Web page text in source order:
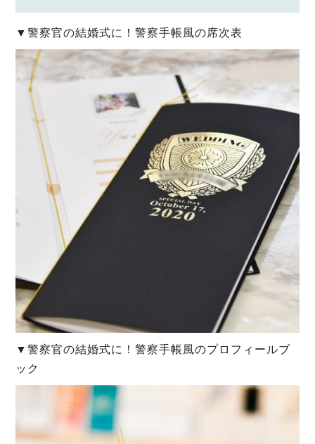
▼警察官の結婚式に！警察手帳風の席次表
▼警察官の結婚式に！警察手帳風のプロフィールブ
ック